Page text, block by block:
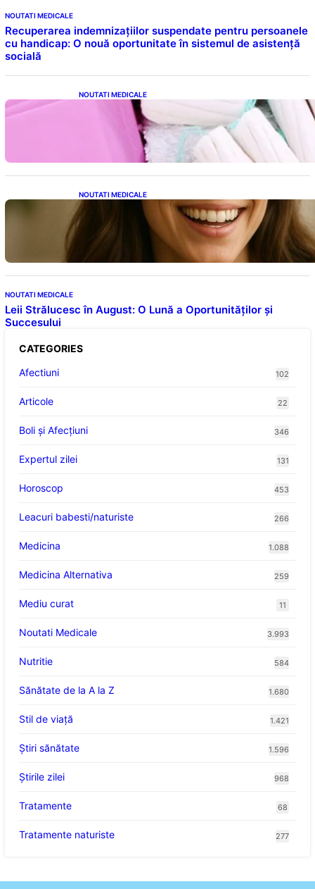
NOUTATI MEDICALE
Recuperarea indemnizațiilor suspendate pentru persoanele
cu handicap: O nouă oportunitate în sistemul de asistență
socială
NOUTATI MEDICALE
Tampoanele menstruale: O analiză profundă
a riscurilor legate de metale toxice
NOUTATI MEDICALE
Ceaiul – Băutura care protejează inima:
Descoperiri recente despre beneficiile
consumului zilnic
NOUTATI MEDICALE
Leii Strălucesc în August: O Lună a Oportunităților și
Succesului
CATEGORIES
Afectiuni
102
Articole 22
Boli și Afecțiuni 346
Expertul zilei 131
Horoscop 453
Leacuri babesti/naturiste 266
Medicina 1.088
Medicina Alternativa 259
Mediu curat 11
Noutati Medicale 3.993
Nutritie 584
Sănătate de la A la Z 1.680
Stil de viaţă 1.421
Ştiri sănătate 1.596
Știrile zilei 968
Tratamente 68
Tratamente naturiste 277